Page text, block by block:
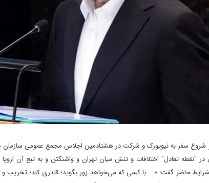
سفر به نیویورک و شرکت در هشتادمین اجلاس مجمع عمومی سازمان
در "نقطه تعادل" اختلافات و تنش میان تهران و واشنگتن و به تبع آن
حاضر گفت: «... با کسی که می‌خواهد زور بگوید؛ قلدری کند؛ تخریب